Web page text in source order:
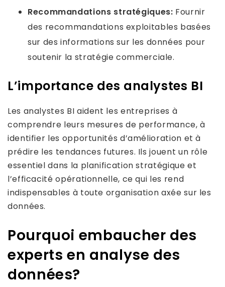
Recommandations stratégiques: Fournir
des recommandations exploitables basées
sur des informations sur les données pour
soutenir la stratégie commerciale.
L’importance des analystes BI
Les analystes BI aident les entreprises à
comprendre leurs mesures de performance, à
identifier les opportunités d’amélioration et à
prédire les tendances futures. Ils jouent un rôle
essentiel dans la planification stratégique et
l’efficacité opérationnelle, ce qui les rend
indispensables à toute organisation axée sur les
données.
Pourquoi embaucher des
experts en analyse des
données?